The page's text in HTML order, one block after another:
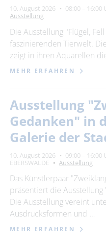
10. August 2026 08:00 – 16:00
Ausstellung
Die Ausstellung "Flügel,
faszinierenden Tierwelt.
zeigt in ihren Aquarellen
MEHR ERFAHREN
Ausstellung
Gedanken" in
Galerie der
10. August 2026 09:00 – 16:00
EBERSWALDE
Ausstellung
Das Künstlerpaar
präsentiert die
Die Ausstellung vereint
Ausdrucksformen und …
MEHR ERFAHREN